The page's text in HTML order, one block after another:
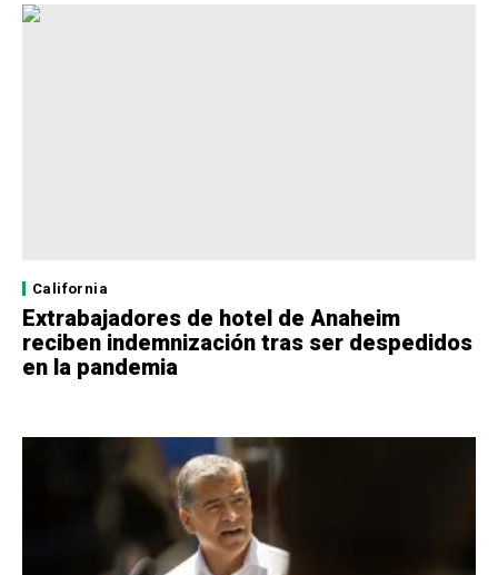
California
Extrabajadores de hotel de Anaheim
reciben indemnización tras ser despedidos
en la pandemia